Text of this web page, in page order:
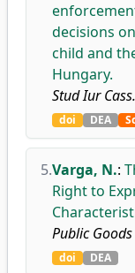
decisions
child and
Hungary.
Stud Iur Cass.
doi DEA
5.Varga, N.:
Right to
Public Goods
doi DEA